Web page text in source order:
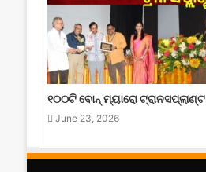
୧୦୦ଟି ବୋନ୍ ମ୍ୟାରୋ ଟ୍ରାନସପ୍ଲାଣ୍ଟ
June 23, 2026